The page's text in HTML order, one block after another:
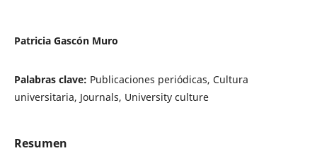
Patricia Gascón Muro
Palabras clave: Publicaciones periódicas, Cultura
universitaria, Journals, University culture
Resumen